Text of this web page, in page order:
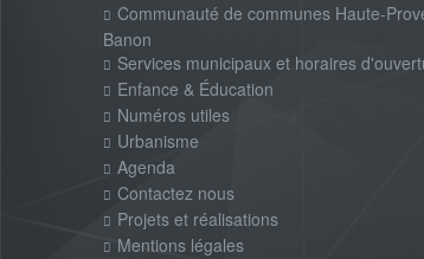
Communauté de communes Haute-
Banon
Services municipaux et horaires
Enfance & Éducation
Numéros utiles
Urbanisme
Agenda
Contactez nous
Projets et réalisations
Mentions légales